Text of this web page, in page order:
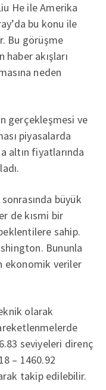
He ile Amerika
bu konu ile
Bu görüşme
akışları
neden
gerçekleşmesi ve
piyasalarda
altın fiyatlarında
büyük
de kısmi bir
sahip.
Bununla
ekonomik veriler
olarak
seviyeleri direnç
– 1460.92
takip edilebilir.